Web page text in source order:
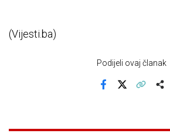
(Vijesti.ba)
Podijeli ovaj članak